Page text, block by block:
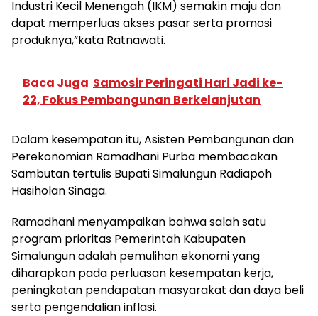
Industri Kecil Menengah (IKM) semakin maju dan
dapat memperluas akses pasar serta promosi
produknya,”kata Ratnawati.
Baca Juga Samosir Peringati Hari Jadi ke-
22, Fokus Pembangunan Berkelanjutan
Dalam kesempatan itu, Asisten Pembangunan dan
Perekonomian Ramadhani Purba membacakan
Sambutan tertulis Bupati Simalungun Radiapoh
Hasiholan Sinaga.
Ramadhani menyampaikan bahwa salah satu
program prioritas Pemerintah Kabupaten
Simalungun adalah pemulihan ekonomi yang
diharapkan pada perluasan kesempatan kerja,
peningkatan pendapatan masyarakat dan daya beli
serta pengendalian inflasi.